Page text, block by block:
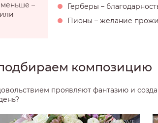
–
Герберы –
Пионы – желание
композицию
проявляют фантазию и